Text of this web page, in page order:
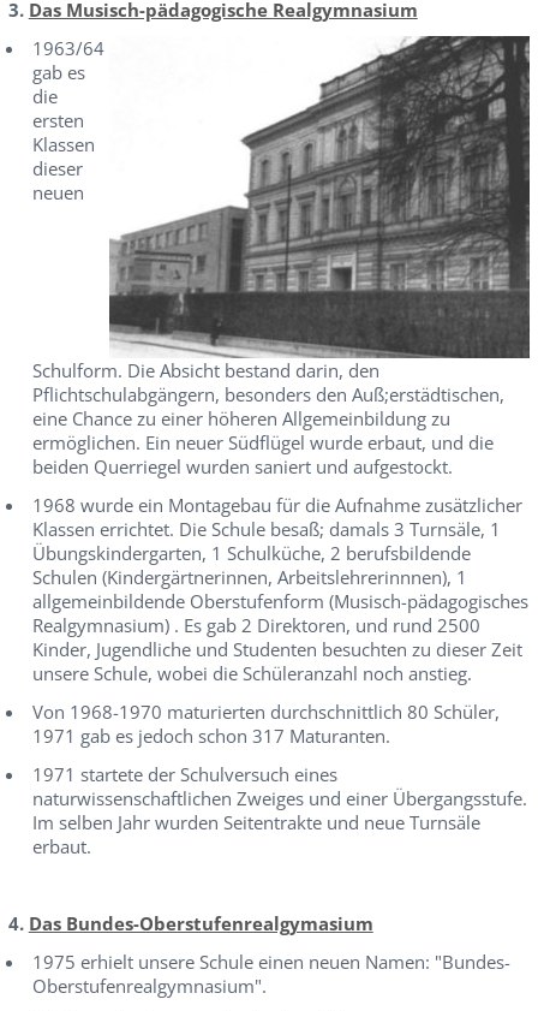
3. Das Musisch-pädagogische Realgymnasium
1963/64
gab es
die
ersten
Klassen
dieser
neuen
Schulform. Die Absicht bestand darin, den
Pflichtschulabgängern, besonders den Auß;erstädtischen,
eine Chance zu einer höheren Allgemeinbildung zu
ermöglichen. Ein neuer Südflügel wurde erbaut, und die
beiden Querriegel wurden saniert und aufgestockt.
1968 wurde ein Montagebau für die Aufnahme zusätzlicher
Klassen errichtet. Die Schule besaß; damals 3 Turnsäle, 1
Übungskindergarten, 1 Schulküche, 2 berufsbildende
Schulen (Kindergärtnerinnen, Arbeitslehrerinnnen), 1
allgemeinbildende Oberstufenform (Musisch-pädagogisches
Realgymnasium) . Es gab 2 Direktoren, und rund 2500
Kinder, Jugendliche und Studenten besuchten zu dieser Zeit
unsere Schule, wobei die Schüleranzahl noch anstieg.
Von 1968-1970 maturierten durchschnittlich 80 Schüler,
1971 gab es jedoch schon 317 Maturanten.
1971 startete der Schulversuch eines
naturwissenschaftlichen Zweiges und einer Übergangsstufe.
Im selben Jahr wurden Seitentrakte und neue Turnsäle
erbaut.
4. Das Bundes-Oberstufenrealgymasium
1975 erhielt unsere Schule einen neuen Namen: "Bundes-
Oberstufenrealgymnasium".